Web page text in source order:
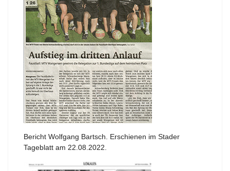
Bericht Wolfgang Bartsch. Erschienen im Stader
Tageblatt am 22.08.2022.